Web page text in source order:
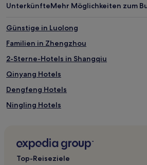
UnterkünfteMehr Möglichkeiten zum
Günstige in Luolong
Familien in Zhengzhou
2-Sterne-Hotels in Shangqiu
Qinyang Hotels
Dengfeng Hotels
Ningling Hotels
Stadt Ruzhou Hotels
Top-Reiseziele